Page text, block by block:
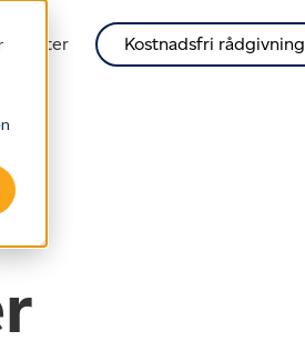
insikter Kostnadsfri rådgivning